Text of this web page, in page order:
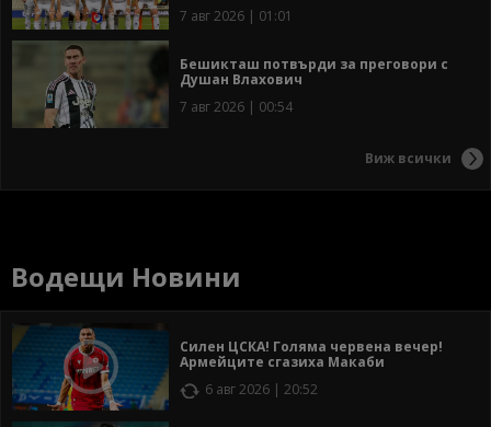
7 авг 2026 | 01:01
Бешикташ потвърди за преговори с
Душан Влахович
7 авг 2026 | 00:54
Виж всички
Водещи Новини
Силен ЦСКА! Голяма червена вечер!
Армейците сгазиха Макаби
6 авг 2026 | 20:52